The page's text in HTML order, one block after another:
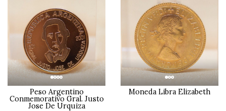
Peso Argentino
Conmemorativo Gral. Justo
Jose De Urquiza
Moneda Libra Elizabeth